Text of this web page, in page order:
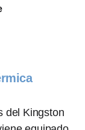
del Kingston